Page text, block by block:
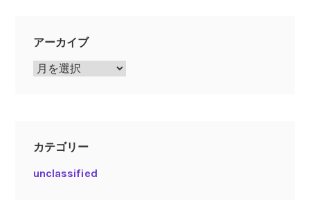
アーカイブ
ア
カテゴリー
unclassified